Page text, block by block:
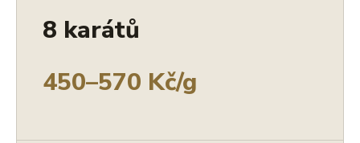
8 karátů
450–570 Kč/g